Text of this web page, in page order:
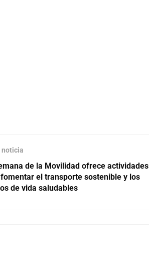
noticia
de la Movilidad ofrece actividades
el transporte sostenible y los
de vida saludables